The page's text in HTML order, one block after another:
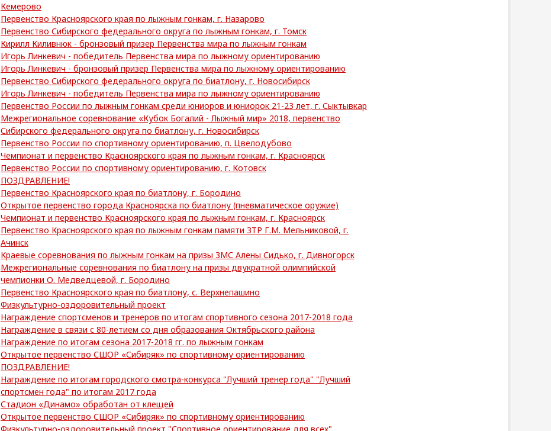
Кемерово
Первенство Красноярского края по лыжным гонкам, г. Назарово
Первенство Сибирского федерального округа по лыжным гонкам, г. Томск
Кирилл Киливнюк - бронзовый призер Первенства мира по лыжным гонкам
Игорь Линкевич - победитель Первенства мира по лыжному ориентированию
Игорь Линкевич - бронзовый призер Первенства мира по лыжному ориентированию
Первенство Сибирского федерального округа по биатлону, г. Новосибирск
Игорь Линкевич - победитель Первенства мира по лыжному ориентированию
Первенство России по лыжным гонкам среди юниоров и юниорок 21-23 лет, г. Сыктывкар
Межрегиональное соревнование «Кубок Богалий - Лыжный мир» 2018, первенство
Сибирского федерального округа по биатлону, г. Новосибирск
Первенство России по спортивному ориентированию, п. Цвелодубово
Чемпионат и первенство Красноярского края по лыжным гонкам, г. Красноярск
Первенство России по спортивному ориентированию, г. Котовск
ПОЗДРАВЛЕНИЕ!
Первенство Красноярского края по биатлону, г. Бородино
Открытое первенство города Красноярска по биатлону (пневматическое оружие)
Чемпионат и первенство Красноярского края по лыжным гонкам, г. Красноярск
Первенство Красноярского края по лыжным гонкам памяти ЗТР Г.М. Мельниковой, г.
Ачинск
Краевые соревнования по лыжным гонкам на призы ЗМС Алены Сидько, г. Дивногорск
Межрегиональные соревнования по биатлону на призы двукратной олимпийской
чемпионки О. Медведцевой, г. Бородино
Первенство Красноярского края по биатлону, с. Верхнепашино
Физкультурно-оздоровительный проект
Награждение спортсменов и тренеров по итогам спортивного сезона 2017-2018 года
Награждение в связи с 80-летием со дня образования Октябрьского района
Награждение по итогам сезона 2017-2018 гг. по лыжным гонкам
Открытое первенство СШОР «Сибиряк» по спортивному ориентированию
ПОЗДРАВЛЕНИЕ!
Награждение по итогам городского смотра-конкурса "Лучший тренер года" "Лучший
спортсмен года" по итогам 2017 года
Стадион «Динамо» обработан от клещей
Открытое первенство СШОР «Сибиряк» по спортивному ориентированию